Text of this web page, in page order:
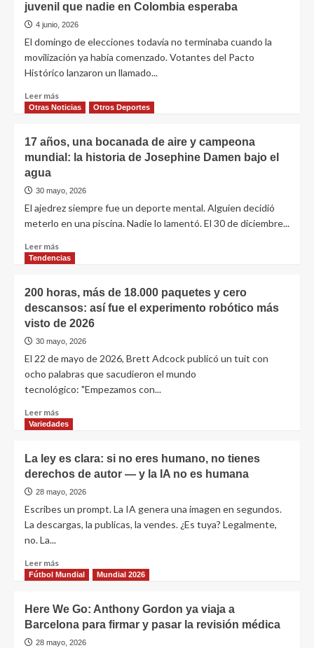
juvenil que nadie en Colombia esperaba
4 junio, 2026
El domingo de elecciones todavía no terminaba cuando la
movilización ya había comenzado. Votantes del Pacto
Histórico lanzaron un llamado...
Leer más
Otras Noticias Otros Deportes
17 años, una bocanada de aire y campeona
mundial: la historia de Josephine Damen bajo el
agua
30 mayo, 2026
El ajedrez siempre fue un deporte mental. Alguien decidió
meterlo en una piscina. Nadie lo lamentó. El 30 de diciembre...
Leer más
Tendencias
200 horas, más de 18.000 paquetes y cero
descansos: así fue el experimento robótico más
visto de 2026
30 mayo, 2026
El 22 de mayo de 2026, Brett Adcock publicó un tuit con
ocho palabras que sacudieron el mundo
tecnológico: "Empezamos con...
Leer más
Variedades
La ley es clara: si no eres humano, no tienes
derechos de autor — y la IA no es humana
28 mayo, 2026
Escribes un prompt. La IA genera una imagen en segundos.
La descargas, la publicas, la vendes. ¿Es tuya? Legalmente,
no. La...
Leer más
Fútbol Mundial Mundial 2026
Here We Go: Anthony Gordon ya viaja a
Barcelona para firmar y pasar la revisión médica
28 mayo, 2026